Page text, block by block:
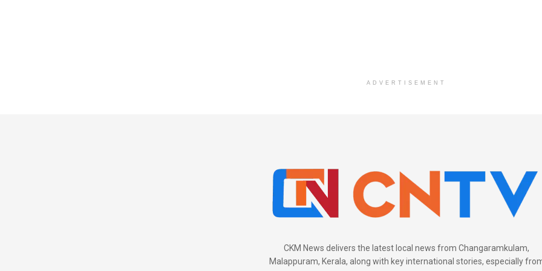
ADVERTISEMENT
CKM News delivers the latest local news from Changaramkulam,
Malappuram, Kerala, along with key international stories, especially